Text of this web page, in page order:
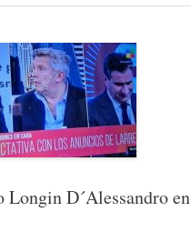
D´Alessandro en